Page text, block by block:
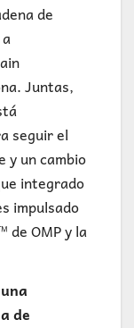
de
Juntas,
seguir el
y un cambio
integrado
impulsado
de OMP y la
de